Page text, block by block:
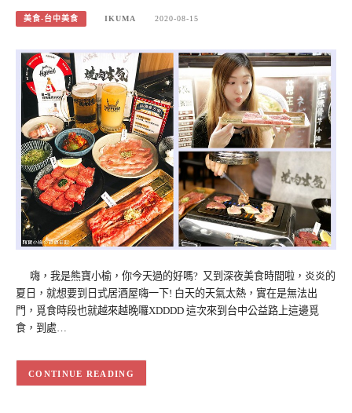
美食-台中美食 IKUMA 2020-08-15
嗨，我是熊寶小榆，你今天過的好嗎? 又到深夜美食時間啦，炎炎的
夏日，就想要到日式居酒屋嗨一下! 白天的天氣太熱，實在是無法出
門，覓食時段也就越來越晚囉XDDDD 這次來到台中公益路上這邊覓
食，到處…
CONTINUE READING